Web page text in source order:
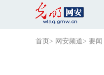
首页 > 网安频道> 要闻